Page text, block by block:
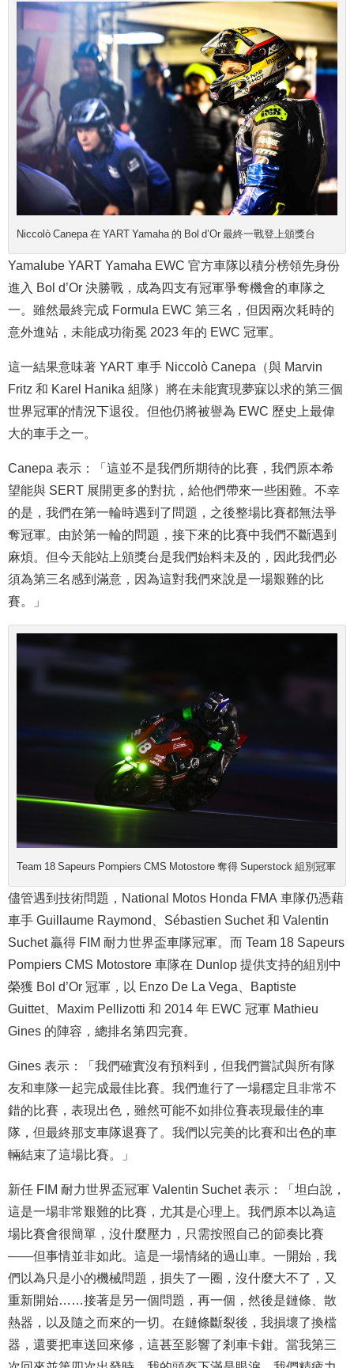
Niccolò Canepa 在 YART Yamaha 的 Bol d’Or 最終一戰登上頒獎台
Yamalube YART Yamaha EWC 官方車隊以積分榜領先身份
進入 Bol d’Or 決勝戰，成為四支有冠軍爭奪機會的車隊之
一。雖然最終完成 Formula EWC 第三名，但因兩次耗時的
意外進站，未能成功衛冕 2023 年的 EWC 冠軍。
這一結果意味著 YART 車手 Niccolò Canepa（與 Marvin
Fritz 和 Karel Hanika 組隊）將在未能實現夢寐以求的第三個
世界冠軍的情況下退役。但他仍將被譽為 EWC 歷史上最偉
大的車手之一。
Canepa 表示：「這並不是我們所期待的比賽，我們原本希
望能與 SERT 展開更多的對抗，給他們帶來一些困難。不幸
的是，我們在第一輪時遇到了問題，之後整場比賽都無法爭
奪冠軍。由於第一輪的問題，接下來的比賽中我們不斷遇到
麻煩。但今天能站上頒獎台是我們始料未及的，因此我們必
須為第三名感到滿意，因為這對我們來說是一場艱難的比
賽。」
Team 18 Sapeurs Pompiers CMS Motostore 奪得 Superstock 組別冠軍
儘管遇到技術問題，National Motos Honda FMA 車隊仍憑藉
車手 Guillaume Raymond、Sébastien Suchet 和 Valentin
Suchet 贏得 FIM 耐力世界盃車隊冠軍。而 Team 18 Sapeurs
Pompiers CMS Motostore 車隊在 Dunlop 提供支持的組別中
榮獲 Bol d’Or 冠軍，以 Enzo De La Vega、Baptiste
Guittet、Maxim Pellizotti 和 2014 年 EWC 冠軍 Mathieu
Gines 的陣容，總排名第四完賽。
Gines 表示：「我們確實沒有預料到，但我們嘗試與所有隊
友和車隊一起完成最佳比賽。我們進行了一場穩定且非常不
錯的比賽，表現出色，雖然可能不如排位賽表現最佳的車
隊，但最終那支車隊退賽了。我們以完美的比賽和出色的車
輛結束了這場比賽。」
新任 FIM 耐力世界盃冠軍 Valentin Suchet 表示 ：「坦白說，
這是一場非常艱難的比賽，尤其是心理上。我們原本以為這
場比賽會很簡單，沒什麼壓力，只需按照自己的節奏比賽
——但事情並非如此。這是一場情緒的過山車。一開始，我
們以為只是小的機械問題，損失了一圈，沒什麼大不了，又
重新開始……接著是另一個問題，再一個，然後是鏈條、散
熱器，以及隨之而來的一切。在鏈條斷裂後，我損壞了換檔
器，還要把車送回來修，這甚至影響了剎車卡鉗。當我第三